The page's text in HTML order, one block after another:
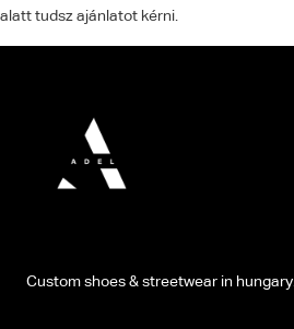
alatt tudsz ajánlatot kérni.
Custom shoes & streetwear in hungary.